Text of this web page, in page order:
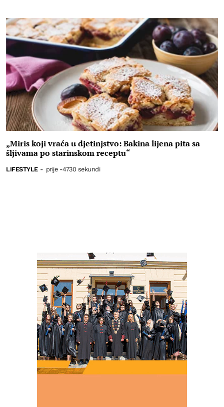
„Miris koji vraća u djetinjstvo: Bakina lijena pita sa
šljivama po starinskom receptu“
LIFESTYLE - prije -4730 sekundi